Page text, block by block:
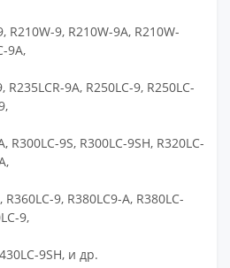
R210W-9, R210W-9A, R210W-
9A,
R235LCR-9A, R250LC-9, R250LC-
R300LC-9S, R300LC-9SH, R320LC-
R360LC-9, R380LC9-A, R380LC-
9,
9SH, и др.